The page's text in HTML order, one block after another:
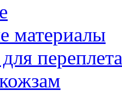
материалы
переплета